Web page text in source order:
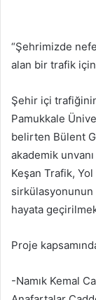
“Şehrimizde
alan bir trafik için
Şehir içi
Pamukkale
belirten Bülent
akademik
Keşan Trafik,
sirkülasyonunun
hayata
Proje
-Namık Kemal